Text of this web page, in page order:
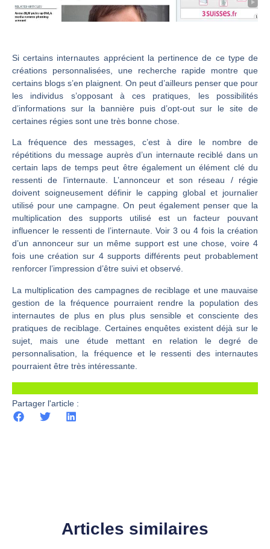
Si certains internautes apprécient la pertinence de ce type de
créations personnalisées, une recherche rapide montre que
certains blogs s’en plaignent. On peut d’ailleurs penser que pour
les individus s’opposant à ces pratiques, les possibilités
d’informations sur la bannière puis d’opt-out sur le site de
certaines régies sont une très bonne chose.
La fréquence des messages, c’est à dire le nombre de
répétitions du message auprès d’un internaute reciblé dans un
certain laps de temps peut être également un élément clé du
ressenti de l’internaute. L’annonceur et son réseau / régie
doivent soigneusement définir le capping global et journalier
utilisé pour une campagne. On peut également penser que la
multiplication des supports utilisé est un facteur pouvant
influencer le ressenti de l’internaute. Voir 3 ou 4 fois la création
d’un annonceur sur un même support est une chose, voire 4
fois une création sur 4 supports différents peut probablement
renforcer l’impression d’être suivi et observé.
La multiplication des campagnes de reciblage et une mauvaise
gestion de la fréquence pourraient rendre la population des
internautes de plus en plus plus sensible et consciente des
pratiques de reciblage. Certaines enquêtes existent déjà sur le
sujet, mais une étude mettant en relation le degré de
personnalisation, la fréquence et le ressenti des internautes
pourraient être très intéressante.
Partager l'article :
Articles similaires